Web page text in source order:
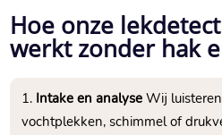
Hoe onze
werkt zonder hak
Intake en analyse Wij
vochtplekken, schimmel of